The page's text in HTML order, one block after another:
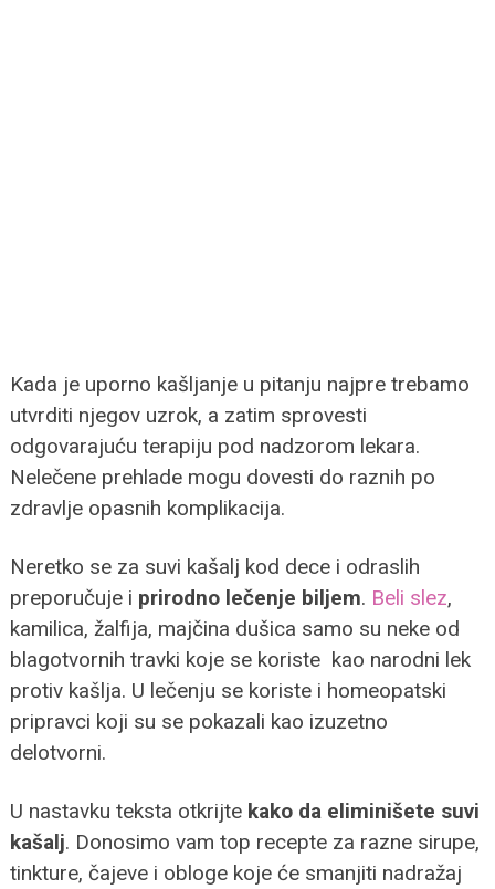
Kada je uporno kašljanje u pitanju najpre trebamo
utvrditi njegov uzrok, a zatim sprovesti
odgovarajuću terapiju pod nadzorom lekara.
Nelečene prehlade mogu dovesti do raznih po
zdravlje opasnih komplikacija.
Neretko se za suvi kašalj kod dece i odraslih
preporučuje i prirodno lečenje biljem. Beli slez,
kamilica, žalfija, majčina dušica samo su neke od
blagotvornih travki koje se koriste kao narodni lek
protiv kašlja. U lečenju se koriste i homeopatski
pripravci koji su se pokazali kao izuzetno
delotvorni.
U nastavku teksta otkrijtekako da eliminišete suvi
kašalj. Donosimo vam top recepte za razne sirupe,
tinkture, čajeve i obloge koje će smanjiti nadražaj